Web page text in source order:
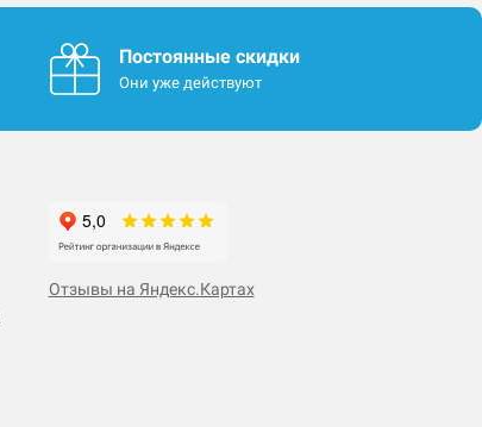
Постоянные скидки
Они уже действуют
Отзывы на Яндекс.Картах